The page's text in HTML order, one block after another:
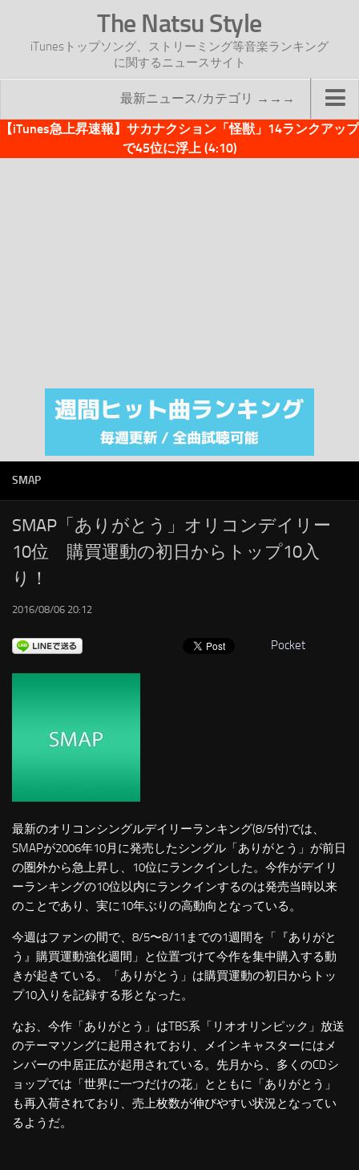
The Natsu Style
iTunesトップソング、ストリーミング等音楽ランキング
に関するニュースサイト
最新ニュース/カテゴリ →→→
TOP
注目カテゴリ
オリジナルiTunes週間トップソング
RSS
LINKS
【iTunes急上昇速報】サカナクション「怪獣」14ランクアップ
で45位に浮上 (4:10)
SMAP
SMAP「ありがとう」オリコンデイリー
10位 購買運動の初日からトップ10入
り！
2016/08/06 20:12
Pocket
最新のオリコンシングルデイリーランキング(8/5付)では、
SMAPが2006年10月に発売したシングル「ありがとう」が前日
の圏外から急上昇し、10位にランクインした。今作がデイリ
ーランキングの10位以内にランクインするのは発売当時以来
のことであり、実に10年ぶりの高動向となっている。
今週はファンの間で、8/5〜8/11までの1週間を「『ありがと
う』購買運動強化週間」と位置づけて今作を集中購入する動
きが起きている。「ありがとう」は購買運動の初日からトッ
プ10入りを記録する形となった。
なお、今作「ありがとう」はTBS系「リオオリンピック」放送
のテーマソングに起用されており、メインキャスターにはメ
ンバーの中居正広が起用されている。先月から、多くのCDシ
ョップでは「世界に一つだけの花」とともに「ありがとう」
も再入荷されており、売上枚数が伸びやすい状況となってい
るようだ。